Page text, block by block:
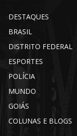
DESTAQUES
BRASIL
DISTRITO FEDERAL
ESPORTES
POLÍCIA
MUNDO
GOIÁS
COLUNAS E BLOGS